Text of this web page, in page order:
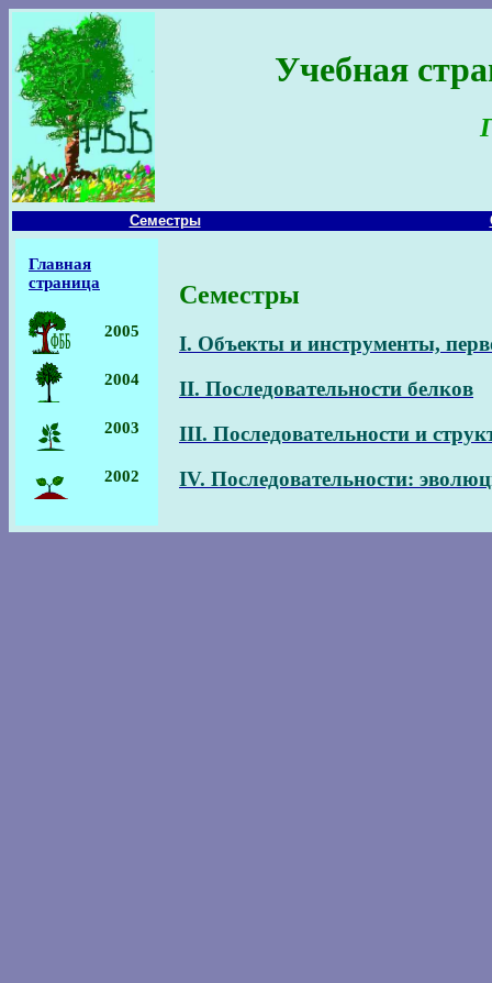
Учебная
Семестры
Главная
страница
2005
2004
2003
2002
Семестры
I. Объекты и инструменты,
II. Последовательности белков
III. Последовательности и
IV. Последовательности: